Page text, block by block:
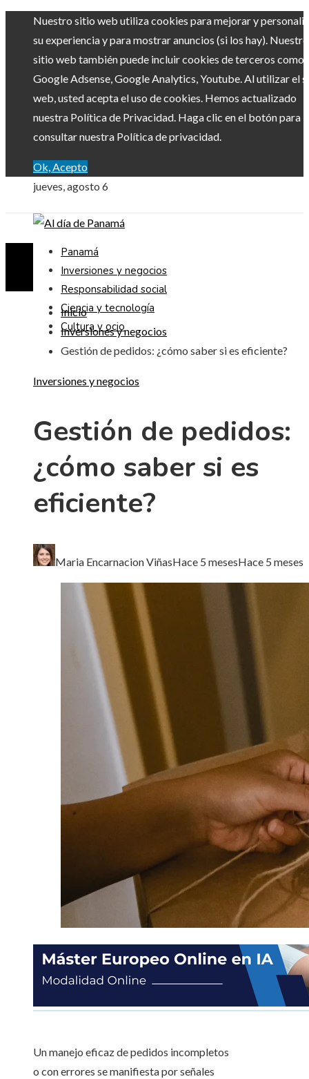
Nuestro sitio web utiliza cookies para mejorar y
su experiencia y para mostrar anuncios (si los hay). Nuestro
sitio web también puede incluir cookies de terceros como
Google Adsense, Google Analytics, Youtube. Al utilizar el
web, usted acepta el uso de cookies. Hemos actualizado
nuestra Política de Privacidad. Haga clic en el botón para
consultar nuestra Política de privacidad.
Ok, Acepto
jueves, agosto 6
Panamá
Inversiones y negocios
Responsabilidad social
Ciencia y tecnología
Cultura y ocio
Inicio
Inversiones y negocios
Gestión de pedidos: ¿cómo saber si es eficiente?
Inversiones y negocios
Gestión de pedidos:
¿cómo saber si es
eficiente?
Maria Encarnacion ViñasHace 5 mesesHace 5 meses
Un manejo eficaz de pedidos incompletos
o con errores se manifiesta por señales